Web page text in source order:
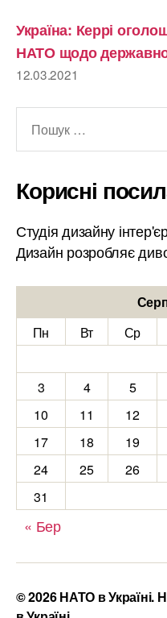
Україна: Керрі
НАТО щодо
12.03.2021
Корисні
Студія дизайну
Дизайн розробляє
Пн
Вт Ср
3
4 5
10
11 12
17
18 19
24
25 26
31
« Бер
© 2026НАТО в Україні.